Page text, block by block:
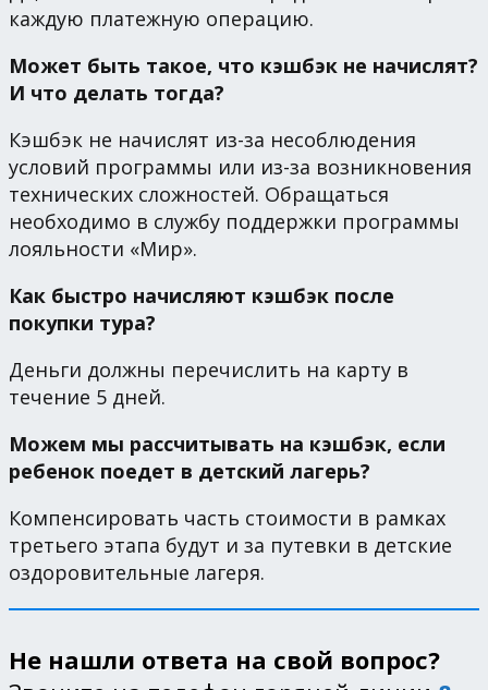
каждую платежную операцию.
Может быть такое, что кэшбэк не начислят?
И что делать тогда?
Кэшбэк не начислят из-за несоблюдения
условий программы или из-за возникновения
технических сложностей. Обращаться
необходимо в службу поддержки программы
лояльности «Мир».
Как быстро начисляют кэшбэк после
покупки тура?
Деньги должны перечислить на карту в
течение 5 дней.
Можем мы рассчитывать на кэшбэк, если
ребенок поедет в детский лагерь?
Компенсировать часть стоимости в рамках
третьего этапа будут и за путевки в детские
оздоровительные лагеря.
Не нашли ответа на свой вопрос?